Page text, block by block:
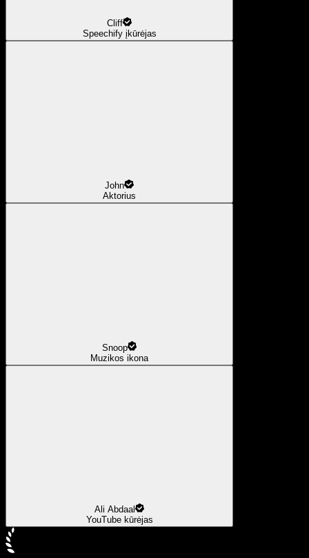
Cliff
Speechify įkūrėjas
John
Aktorius
Snoop
Muzikos ikona
Ali Abdaal
YouTube kūrėjas